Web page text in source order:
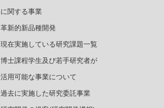
に関する事業
革新的新品種開発
現在実施している研究課題一覧
博士課程学生及び若手研究者が
活用可能な事業について
過去に実施した研究委託事業